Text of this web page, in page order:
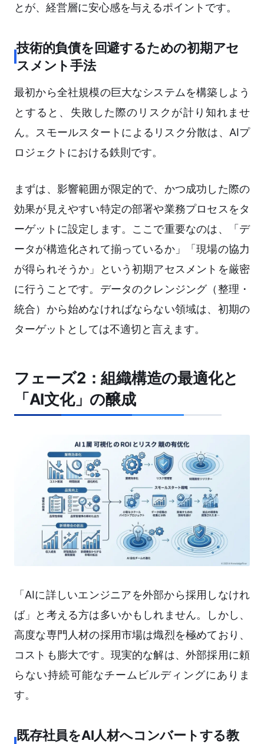
とが、経営層に安心感を与えるポイントです。
技術的負債を回避するための初期アセ
スメント手法
最初から全社規模の巨大なシステムを構築しよう
とすると、失敗した際のリスクが計り知れませ
ん。スモールスタートによるリスク分散は、AIプ
ロジェクトにおける鉄則です。
まずは、影響範囲が限定的で、かつ成功した際の
効果が見えやすい特定の部署や業務プロセスをタ
ーゲットに設定します。ここで重要なのは、「デ
ータが構造化されて揃っているか」「現場の協力
が得られそうか」という初期アセスメントを厳密
に行うことです。データのクレンジング（整理・
統合）から始めなければならない領域は、初期の
ターゲットとしては不適切と言えます。
フェーズ2：組織構造の最適化と
「AI文化」の醸成
「AIに詳しいエンジニアを外部から採用しなけれ
ば」と考える方は多いかもしれません。しかし、
高度な専門人材の採用市場は熾烈を極めており、
コストも膨大です。現実的な解は、外部採用に頼
らない持続可能なチームビルディングにありま
す。
既存社員をAI人材へコンバートする教